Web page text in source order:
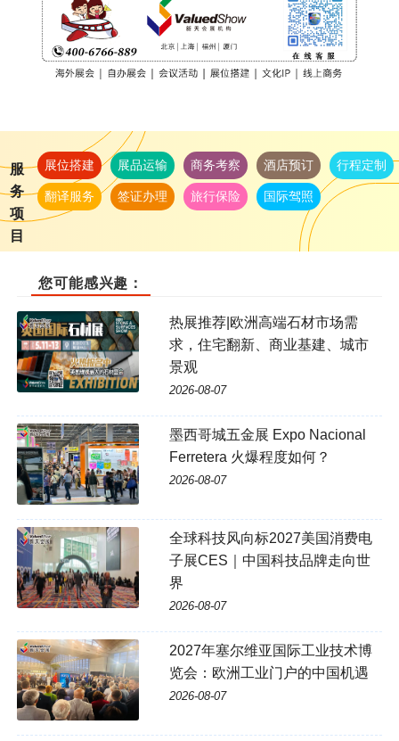
服
务
项
目
展位搭建 展品运输 商务考察 酒店预订 行程定制
翻译服务 签证办理 旅行保险 国际驾照
您可能感兴趣：
热展推荐|欧洲高端石材市场需
求，住宅翻新、商业基建、城市
景观
2026-08-07
墨西哥城五金展 Expo Nacional
Ferretera 火爆程度如何？
2026-08-07
全球科技风向标2027美国消费电
子展CES｜中国科技品牌走向世
界
2026-08-07
2027年塞尔维亚国际工业技术博
览会：欧洲工业门户的中国机遇
2026-08-07